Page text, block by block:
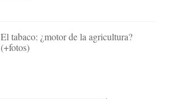
El tabaco: ¿motor de la agricultura?
(+fotos)